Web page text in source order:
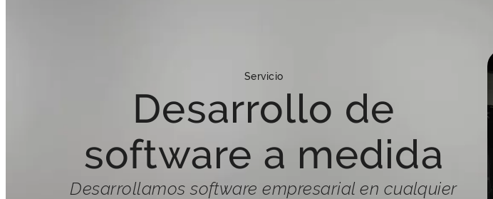
Servicio
Desarrollo de
software a medida
Desarrollamos software empresarial en cualquier